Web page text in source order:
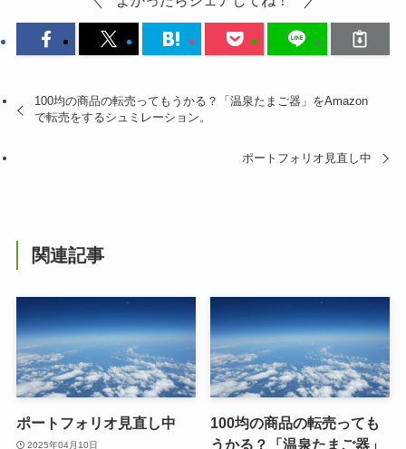
100均の商品の転売ってもうかる？「温泉たまご器」をAmazon
で転売をするシュミレーション。
ポートフォリオ見直し中
関連記事
ポートフォリオ見直し中
2025年04月10日
100均の商品の転売っても
うかる？「温泉たまご器」